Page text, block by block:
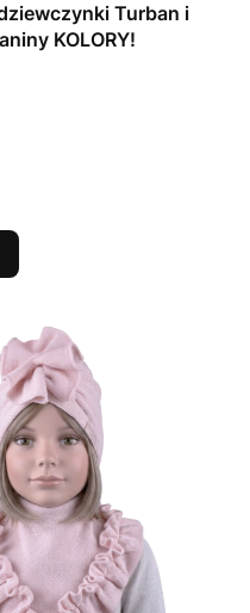
Turban i
KOLORY!